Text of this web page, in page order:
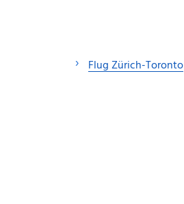
Flug Zürich-Toronto